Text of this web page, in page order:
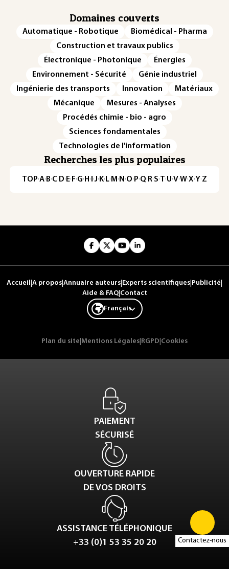
Contactez-nous
Domaines couverts
Automatique - Robotique
Biomédical - Pharma
Construction et travaux publics
Électronique - Photonique
Énergies
Environnement - Sécurité
Génie industriel
Ingénierie des transports
Innovation
Matériaux
Mécanique
Mesures - Analyses
Procédés chimie - bio - agro
Sciences fondamentales
Technologies de l'information
Recherches les plus populaires
TOP·A·B·C· D· E· F·G· H · ·J· K· L· M · N ·O· P·Q· R·S·T·U·V·W·X·Y·Z
Accueil A propos Annuaire auteurs Experts scientifiques Publicité
Aide & FAQ| Contact
Français
Plan du site Mentions Légales RGPD Cookies
PAIEMENT
SÉCURISÉ
OUVERTURE RAPIDE
DE VOS DROITS
ASSISTANCE TÉLÉPHONIQUE
+33 (0)1 53 35 20 20